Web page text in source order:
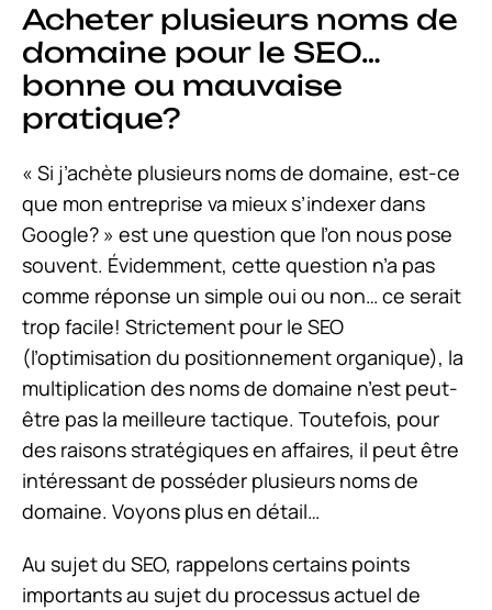
Acheter plusieurs noms de
domaine pour le SEO…
bonne ou mauvaise
pratique?
« Si j’achète plusieurs noms de domaine, est-ce
que mon entreprise va mieux s’indexer dans
Google? » est une question que l’on nous pose
souvent. Évidemment, cette question n’a pas
comme réponse un simple oui ou non… ce serait
trop facile! Strictement pour le SEO
(l’optimisation du positionnement organique), la
multiplication des noms de domaine n’est peut-
être pas la meilleure tactique. Toutefois, pour
des raisons stratégiques en affaires, il peut être
intéressant de posséder plusieurs noms de
domaine. Voyons plus en détail…
Au sujet du SEO, rappelons certains points
importants au sujet du processus actuel de